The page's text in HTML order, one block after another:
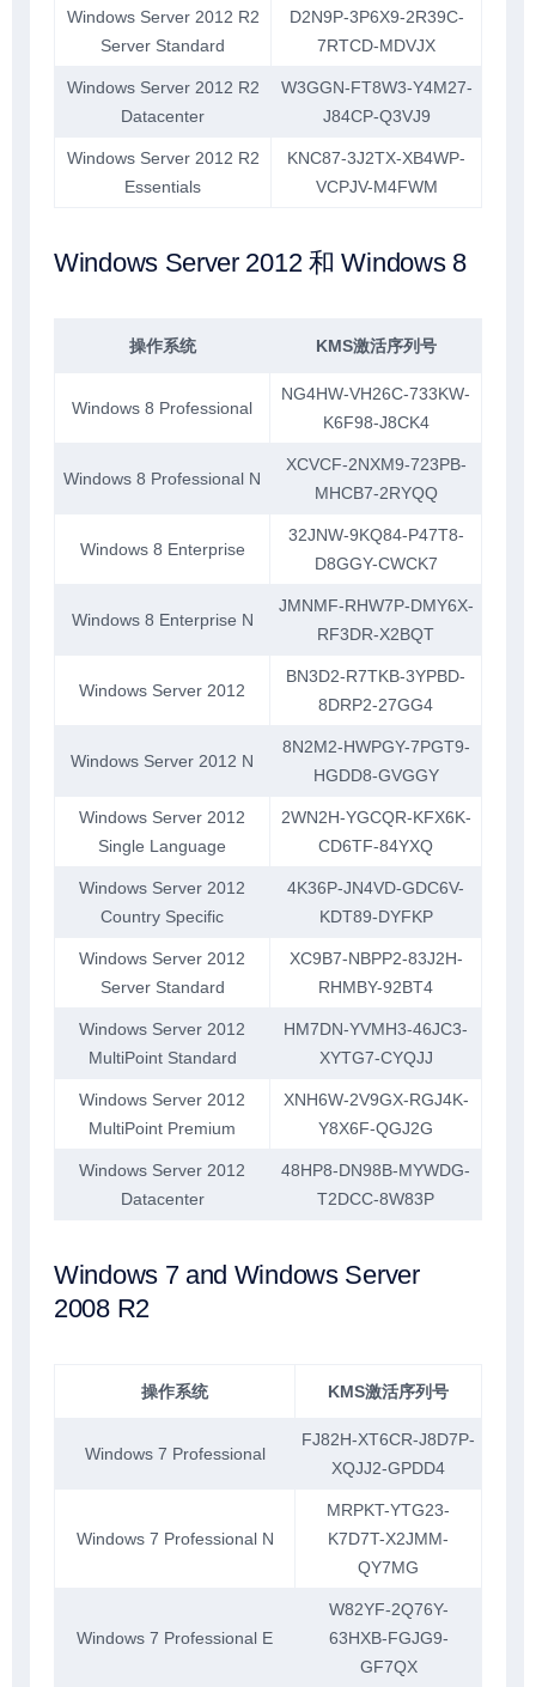
Windows Server 2012 R2
Server Standard
D2N9P-3P6X9-2R39C-
7RTCD-MDVJX
Windows Server 2012 R2
Datacenter
W3GGN-FT8W3-Y4M27-
J84CP-Q3VJ9
Windows Server 2012 R2
Essentials
KNC87-3J2TX-XB4WP-
VCPJV-M4FWM
Windows Server 2012 和 Windows 8
操作系统 KMS激活序列号
Windows 8 Professional
NG4HW-VH26C-733KW-
K6F98-J8CK4
Windows 8 Professional N
XCVCF-2NXM9-723PB-
MHCB7-2RYQQ
Windows 8 Enterprise
32JNW-9KQ84-P47T8-
D8GGY-CWCK7
Windows 8 Enterprise N
JMNMF-RHW7P-DMY6X-
RF3DR-X2BQT
Windows Server 2012
BN3D2-R7TKB-3YPBD-
8DRP2-27GG4
Windows Server 2012 N
8N2M2-HWPGY-7PGT9-
HGDD8-GVGGY
Windows Server 2012
Single Language
2WN2H-YGCQR-KFX6K-
CD6TF-84YXQ
Windows Server 2012
Country Specific
4K36P-JN4VD-GDC6V-
KDT89-DYFKP
Windows Server 2012
Server Standard
XC9B7-NBPP2-83J2H-
RHMBY-92BT4
Windows Server 2012
MultiPoint Standard
HM7DN-YVMH3-46JC3-
XYTG7-CYQJJ
Windows Server 2012
MultiPoint Premium
XNH6W-2V9GX-RGJ4K-
Y8X6F-QGJ2G
Windows Server 2012
Datacenter
48HP8-DN98B-MYWDG-
T2DCC-8W83P
Windows 7 and Windows Server
2008 R2
操作系统 KMS激活序列号
Windows 7 Professional
FJ82H-XT6CR-J8D7P-
XQJJ2-GPDD4
Windows 7 Professional N
MRPKT-YTG23-
K7D7T-X2JMM-
QY7MG
Windows 7 Professional E
W82YF-2Q76Y-
63HXB-FGJG9-
GF7QX